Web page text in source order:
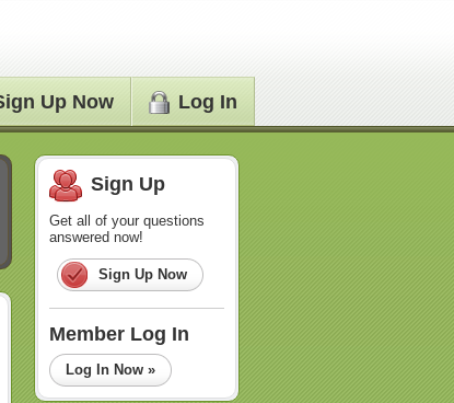
Up Now Log In
Sign Up
Get all of your questions
answered now!
Sign Up Now
Member Log In
Log In Now »